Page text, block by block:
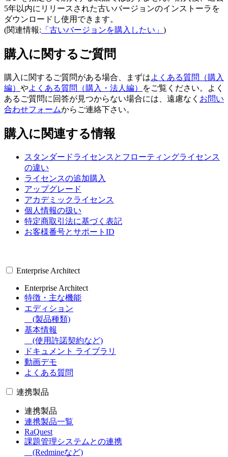
5年以内にリリースされた古いバージョンのインストーラを
ダウンロードし使用できます。
(関連情報: 「古いバージョンを購入したい」 )
購入に関するご質問
購入に関するご質問がある場合、まずはよくある質問（購入
編） やよくある質問（購入・法人編）
をご覧ください。よく
あるご質問に回答が見つからない場合には、遠慮なく お問い
合わせフォームからご連絡下さい。
購入に関連する情報
スタンダードライセンスとフローティングライセンス
の違い
ライセンスの追加購入
アップグレード
アカデミックライセンス
個人情報の扱い
特定商取引法に基づく表記
お客様番号とサポートID
Enterprise Architect
Enterprise Architect
特徴・主な機能
エディション
(製品種類)
基本情報
(使用許諾契約など)
ドキュメント ライブラリ
動画デモ
よくある質問
連携製品
連携製品
連携製品一覧
RaQuest
課題管理システムとの連携
(Redmineなど)